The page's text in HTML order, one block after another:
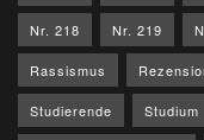
Nr. 218 Nr. 219
Rassismus
Studierende Studium